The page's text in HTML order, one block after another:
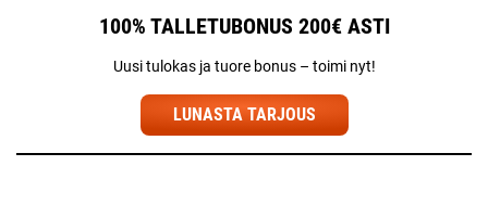
100% TALLETUBONUS 200€ ASTI
Uusi tulokas ja tuore bonus – toimi nyt!
LUNASTA TARJOUS